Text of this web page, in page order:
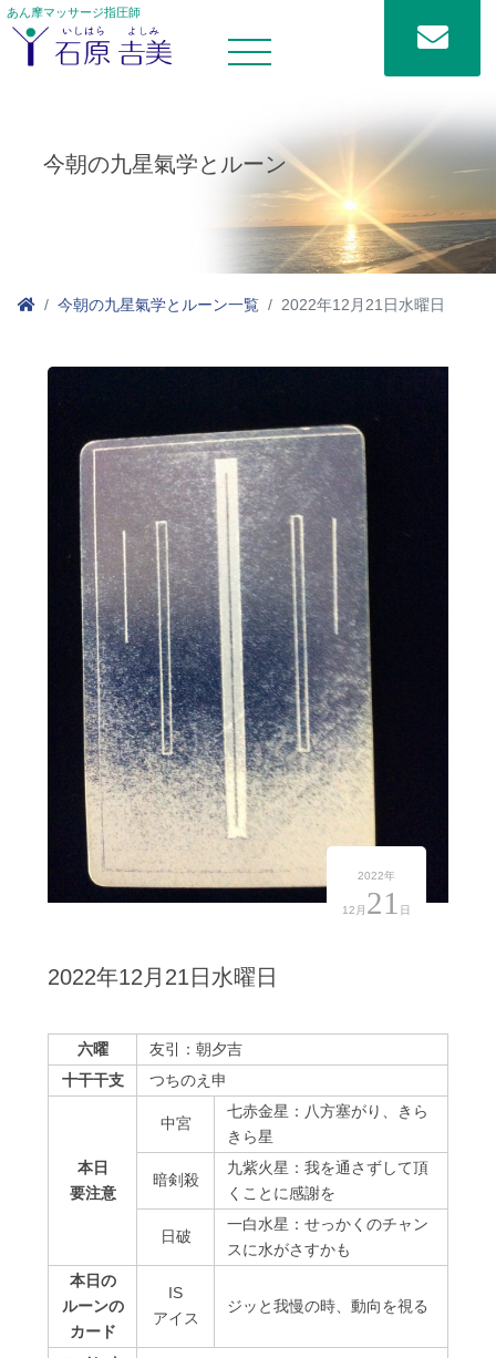
あん摩マッサージ指圧師
今朝の九星氣学とルーン
今朝の九星氣学とルーン一覧 2022年12月21日水曜日
2022年
12月 21 日
2022年12月21日水曜日
六曜
友引：朝夕吉
十干干支
つちのえ申
本日
要注意
中宮
七赤金星：八方塞がり、きら
きら星
暗剣殺
九紫火星：我を通さずして頂
くことに感謝を
⽇破
一白水星：せっかくのチャン
スに水がさすかも
本日の
ルーンの
カード
IS
アイス
ジッと我慢の時、動向を視る